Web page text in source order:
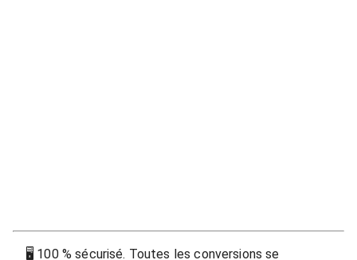
🖥 100 % sécurisé. Toutes les conversions se